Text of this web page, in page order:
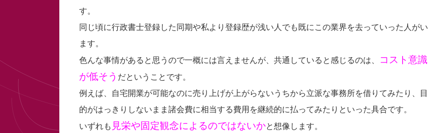
す。
同じ頃に行政書士登録した同期や私より登録歴が浅い人でも既にこの業界を去っていった人がい
ます。
色んな事情があると思うので一概には言えませんが、共通していると感じるのは、
コスト意識
が低そう だということです。
例えば、自宅開業が可能なのに売り上げが上がらないうちから立派な事務所を借りてみたり、目
的がはっきりしないまま諸会費に相当する費用を継続的に払ってみたりといった具合です。
いずれも 見栄や固定観念によるのではないかと想像します。